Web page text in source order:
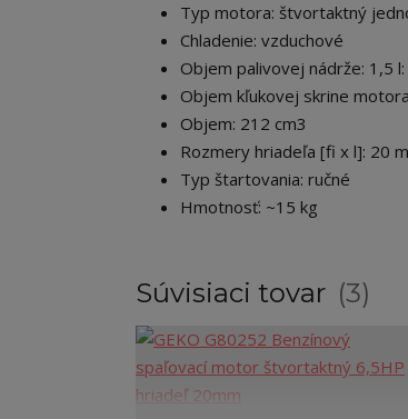
Typ motora: štvortaktný
Chladenie: vzduchové
Objem palivovej nádrže: 1,5 l:
Objem kľukovej skrine
Objem: 212 cm3
Rozmery hriadeľa [fi x l]: 20
Typ štartovania: ručné
Hmotnosť: ~15 kg
Súvisiaci tovar 3